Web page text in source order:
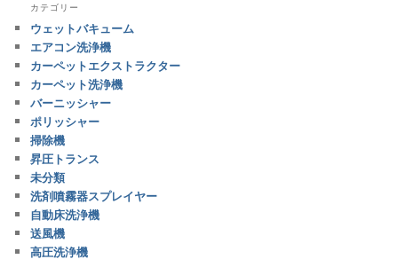
カテゴリー
ウェットバキューム
エアコン洗浄機
カーペットエクストラクター
カーペット洗浄機
バーニッシャー
ポリッシャー
掃除機
昇圧トランス
未分類
洗剤噴霧器スプレイヤー
自動床洗浄機
送風機
高圧洗浄機